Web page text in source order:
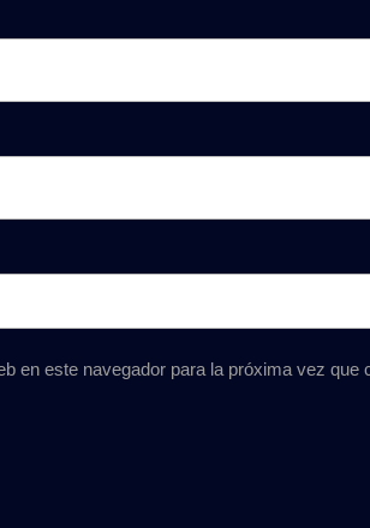
en este navegador para la próxima vez que